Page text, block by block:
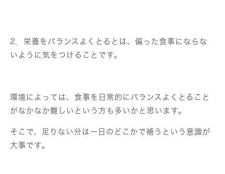
2．栄養をバランスよくとるとは、偏った食事にならな
いように気をつけることです。
環境によっては、食事を日常的にバランスよくとること
がなかなか難しいという方も多いかと思います。
そこで、足りない分は一日のどこかで補うという意識が
大事です。